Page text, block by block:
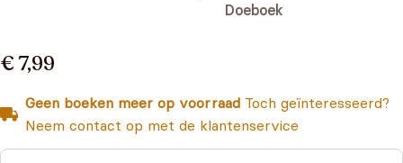
Doeboek
€ 7,99
Geen boeken meer op voorraad Toch geïnteresseerd?
Neem contact op met de klantenservice